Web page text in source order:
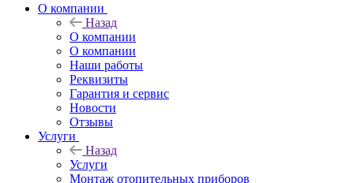
O компании
Назад
O компании
О компании
Наши работы
Реквизиты
Гарантия и сервис
Новости
Отзывы
Услуги
Назад
Услуги
Монтаж отопительных приборов